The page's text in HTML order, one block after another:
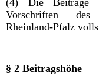
Vorschriften des
Rheinland-Pfalz
§ 2 Beitragshöhe